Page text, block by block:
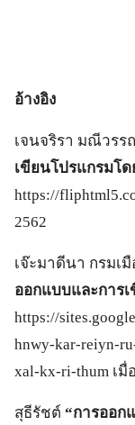
อ้างอิง
เจนจริรา มณีวรร
เขียนโปรแกรมโด
https://
2562
เจ๊ะมาดีนา กรมเมื
ออกแบบและการ
https://
hnwy-kar-reiyn-
xal-kx-ri-thum เ
สุธีรัชต์ “การออก